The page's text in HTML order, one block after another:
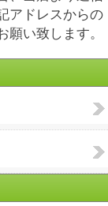
アドレスからの
い致します。